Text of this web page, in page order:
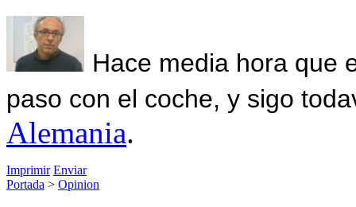
Hace media hora que
paso con el coche, y sigo
Alemania.
Imprimir Enviar
Portada > Opinion